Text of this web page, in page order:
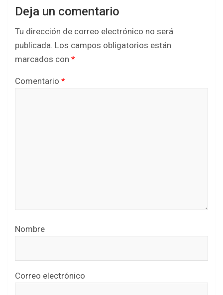
Deja un comentario
Tu dirección de correo electrónico no será
publicada. Los campos obligatorios están
marcados con *
Comentario *
Nombre
Correo electrónico